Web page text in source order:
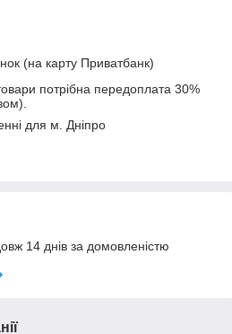
(на карту Приватбанк)
потрібна передоплата 30%
для м. Дніпро
14 днів за домовленістю